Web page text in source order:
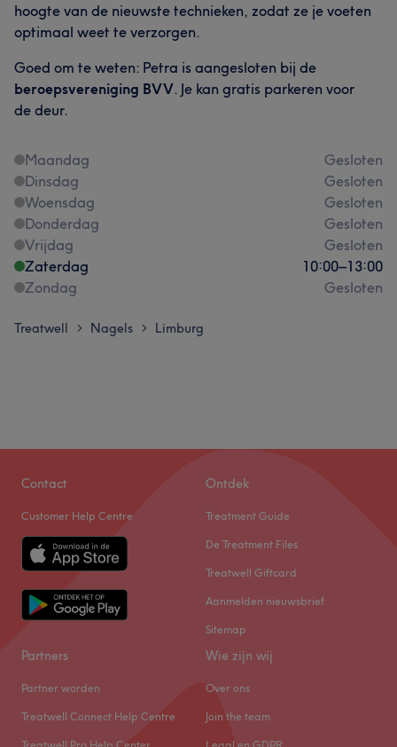
hoogte van de nieuwste technieken, zodat ze je voeten
optimaal weet te verzorgen.
Goed om te weten: Petra is aangesloten bij de
beroepsvereniging BVV. Je kan gratis parkeren voor
de deur.
Maandag
Gesloten
Dinsdag
Gesloten
Woensdag
Gesloten
Donderdag
Gesloten
Vrijdag
Gesloten
Zaterdag
10:00–13:00
Zondag
Gesloten
Treatwell > Nagels > Limburg
Contact
Customer Help Centre
Ontdek
Treatment Guide
De Treatment Files
Treatwell Giftcard
Aanmelden nieuwsbrief
Sitemap
Partners
Partner worden
Treatwell Connect Help Centre
Wie zijn wij
Over ons
Join the team